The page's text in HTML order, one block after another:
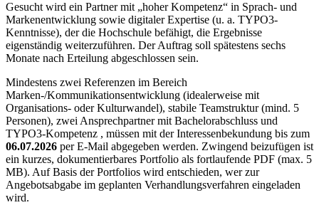
Gesucht wird ein Partner mit „hoher Kompetenz“ in Sprach- und
Markenentwicklung sowie digitaler Expertise (u. a. TYPO3-
Kenntnisse), der die Hochschule befähigt, die Ergebnisse
eigenständig weiterzuführen. Der Auftrag soll spätestens sechs
Monate nach Erteilung abgeschlossen sein.
Mindestens zwei Referenzen im Bereich
Marken-/Kommunikationsentwicklung (idealerweise mit
Organisations- oder Kulturwandel), stabile Teamstruktur (mind. 5
Personen), zwei Ansprechpartner mit Bachelorabschluss und
TYPO3-Kompetenz , müssen mit der Interessenbekundung bis zum
06.07.2026 per E-Mail abgegeben werden. Zwingend beizufügen ist
ein kurzes, dokumentierbares Portfolio als fortlaufende PDF (max. 5
MB). Auf Basis der Portfolios wird entschieden, wer zur
Angebotsabgabe im geplanten Verhandlungsverfahren eingeladen
wird.